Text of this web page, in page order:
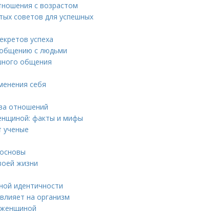
с возрастом
советов для успешных
успеха
с людьми
общения
себя
отношений
факты и мифы
ученые
жизни
идентичности
на организм